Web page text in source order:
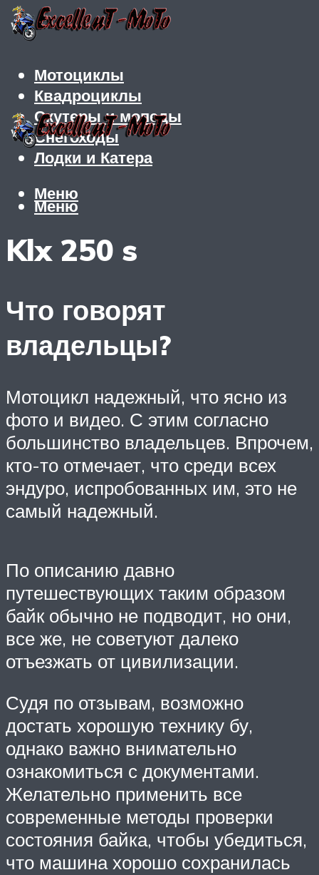
Мотоциклы
Квадроциклы
Скутеры и мопеды
Снегоходы
Лодки и Катера
Меню
Меню
Klx 250 s
Что говорят
владельцы?
Мотоцикл надежный, что ясно из
фото и видео. С этим согласно
большинство владельцев. Впрочем,
кто-то отмечает, что среди всех
эндуро, испробованных им, это не
самый надежный.
По описанию давно
путешествующих таким образом
байк обычно не подводит, но они,
все же, не советуют далеко
отъезжать от цивилизации.
Судя по отзывам, возможно
достать хорошую технику бу,
однако важно внимательно
ознакомиться с документами.
Желательно применить все
современные методы проверки
состояния байка, чтобы убедиться,
что машина хорошо сохранилась